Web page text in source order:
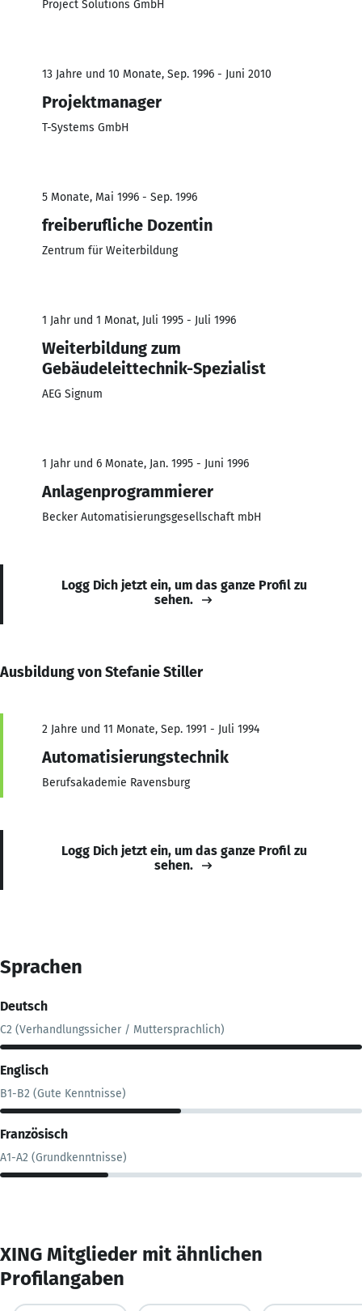
Project Solutions GmbH
13 Jahre und 10 Monate, Sep. 1996 - Juni 2010
Projektmanager
T-Systems GmbH
5 Monate, Mai 1996 - Sep. 1996
freiberufliche Dozentin
Zentrum für Weiterbildung
1 Jahr und 1 Monat, Juli 1995 - Juli 1996
Weiterbildung zum
Gebäudeleittechnik-Spezialist
AEG Signum
1 Jahr und 6 Monate, Jan. 1995 - Juni 1996
Anlagenprogrammierer
Becker Automatisierungsgesellschaft mbH
Logg Dich jetzt ein, um das ganze Profil zu
sehen.
Ausbildung von Stefanie Stiller
2 Jahre und 11 Monate, Sep. 1991 - Juli 1994
Automatisierungstechnik
Berufsakademie Ravensburg
Logg Dich jetzt ein, um das ganze Profil zu
sehen.
Sprachen
Deutsch
C2 (Verhandlungssicher / Muttersprachlich)
Englisch
B1-B2 (Gute Kenntnisse)
Französisch
A1-A2 (Grundkenntnisse)
XING Mitglieder mit ähnlichen
Profilangaben